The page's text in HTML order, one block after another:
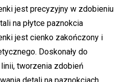
jest precyzyjny w zdobieniu
na płytce paznokcia
jest cienko zakończony i
Doskonały do
tworzenia zdobień